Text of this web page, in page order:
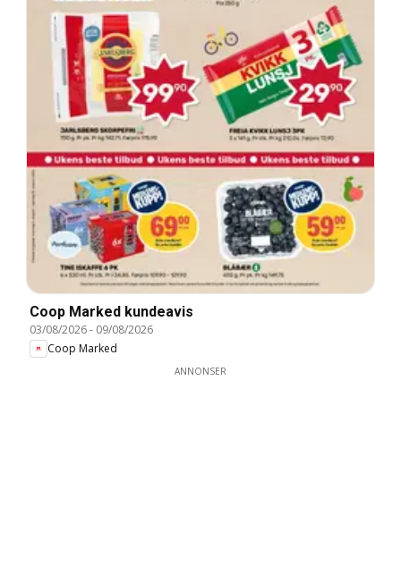
Coop Marked kundeavis
03/08/2026- 09/08/2026
Coop Marked
ANNONSER